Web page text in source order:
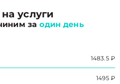
услуги
заодин день
1483.5 ₽
1495 ₽